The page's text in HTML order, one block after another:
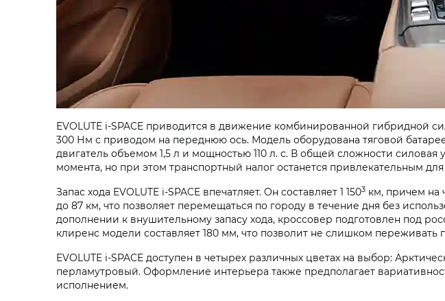
EVOLUTE i‑SPACE приводится в движение комбинированной гибридной
300 Нм с приводом на переднюю ось. Модель оборудована тяговой
двигатель объемом 1,5 л и мощностью 110 л. с. В общей сложности
момента, но при этом транспортный налог останется привлекательным
Запас хода EVOLUTE i‑SPACE впечатляет. Он составляет 1 1503 км, причем на
до 87 км, что позволяет перемещаться по городу в течение дня без
дополнении к внушительному запасу хода, кроссовер подготовлен под
клиренс модели составляет 180 мм, что позволит не слишком переживать
EVOLUTE i‑SPACE доступен в четырех различных цветах на выбор:
перламутровый. Оформление интерьера также предполагает
исполнением.